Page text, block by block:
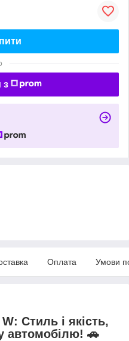
з
Оплата Умови
: Стиль і якість,
автомобілю! 🚗